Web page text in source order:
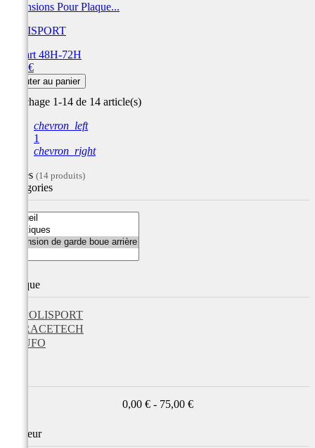
Extensions Pour Plaque...
POLISPORT
Départ 48H-72H
5,99 €
Ajouter au panier
Affichage 1-14 de 14 article(s)
chevron_left
1
chevron_right
Filtres (14 produits)
Catégories
Marque
POLISPORT
RACETECH
UFO
0,00 € - 75,00 €
Couleur